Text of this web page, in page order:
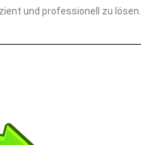
und professionell zu lösen.